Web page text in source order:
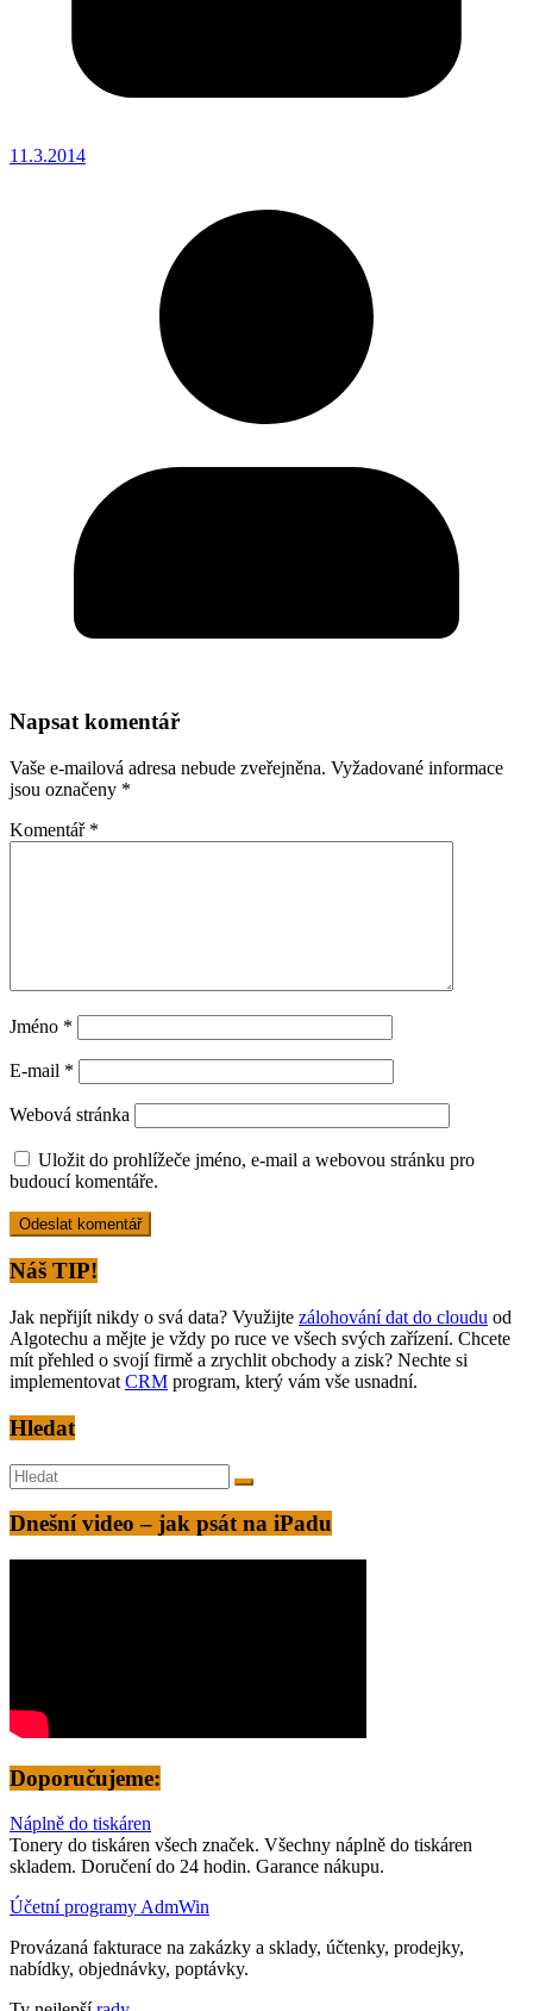
11.3.2014
Napsat komentář
Vaše e-mailová adresa nebude zveřejněna. Vyžadované informace
jsou označeny *
Komentář *
Jméno *
E-mail *
Webová stránka
Uložit do prohlížeče jméno, e-mail a webovou stránku pro
budoucí komentáře.
Alternative:
Náš TIP!
Jak nepřijít nikdy o svá data? Využijte zálohování dat do cloudu od
Algotechu a mějte je vždy po ruce ve všech svých zařízení. Chcete
mít přehled o svojí firmě a zrychlit obchody a zisk? Nechte si
implementovat CRM program, který vám vše usnadní.
Hledat
Dnešní video – jak psát na iPadu
Doporučujeme:
Náplně do tiskáren
Tonery do tiskáren všech značek. Všechny náplně do tiskáren
skladem. Doručení do 24 hodin. Garance nákupu.
Účetní programy AdmWin
Provázaná fakturace na zakázky a sklady, účtenky, prodejky,
nabídky, objednávky, poptávky.